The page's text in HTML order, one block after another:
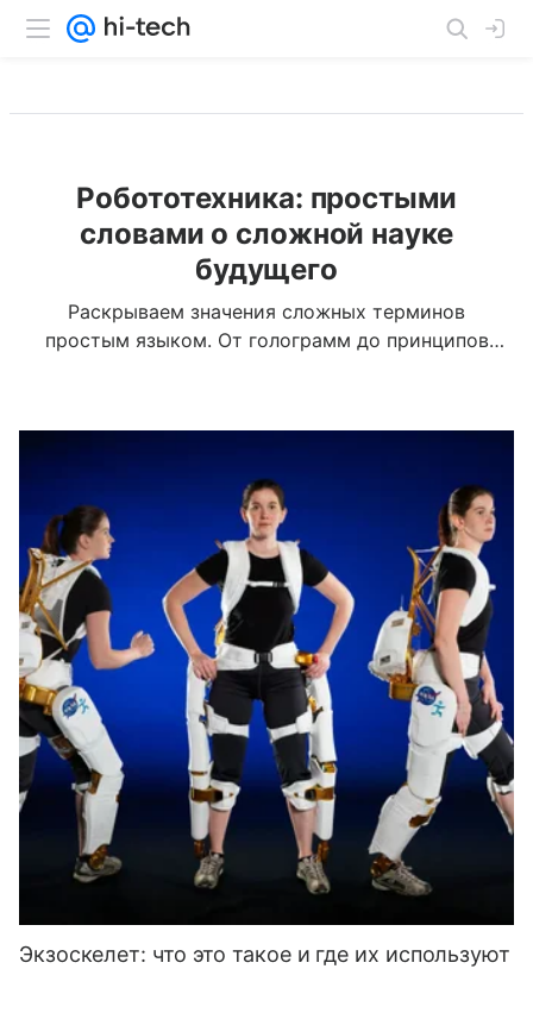
Робототехника: простыми
словами о сложной науке
будущего
Раскрываем значения сложных терминов
простым языком. От голограмм до принципов
Экзоскелет: что это такое и где их используют